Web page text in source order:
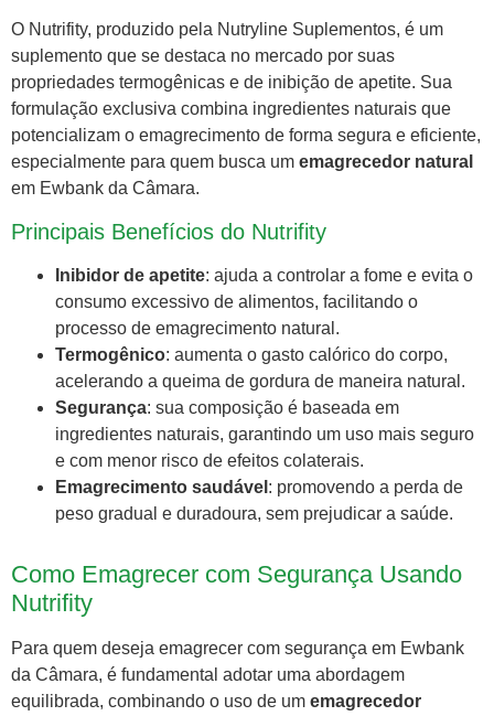
O Nutrifity, produzido pela Nutryline Suplementos, é um
suplemento que se destaca no mercado por suas
propriedades termogênicas e de inibição de apetite. Sua
formulação exclusiva combina ingredientes naturais que
potencializam o emagrecimento de forma segura e eficiente,
especialmente para quem busca um emagrecedor natural
em Ewbank da Câmara.
Principais Benefícios do Nutrifity
Inibidor de apetite: ajuda a controlar a fome e evita o
consumo excessivo de alimentos, facilitando o
processo de emagrecimento natural.
Termogênico: aumenta o gasto calórico do corpo,
acelerando a queima de gordura de maneira natural.
Segurança: sua composição é baseada em
ingredientes naturais, garantindo um uso mais seguro
e com menor risco de efeitos colaterais.
Emagrecimento saudável : promovendo a perda de
peso gradual e duradoura, sem prejudicar a saúde.
Como Emagrecer com Segurança Usando
Nutrifity
Para quem deseja emagrecer com segurança em Ewbank
da Câmara, é fundamental adotar uma abordagem
equilibrada, combinando o uso de um emagrecedor